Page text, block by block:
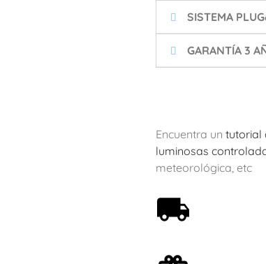
SISTEMA
GARANTÍA 3
Encuentra un tutorial
luminosas
meteorológica, etc